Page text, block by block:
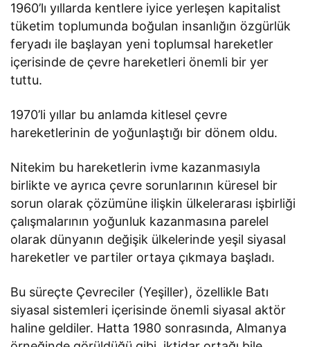
1960’lı yıllarda kentlere iyice yerleşen kapitalist
tüketim toplumunda boğulan insanlığın özgürlük
feryadı ile başlayan yeni toplumsal hareketler
içerisinde de çevre hareketleri önemli bir yer
tuttu.
1970’li yıllar bu anlamda kitlesel çevre
hareketlerinin de yoğunlaştığı bir dönem oldu.
Nitekim bu hareketlerin ivme kazanmasıyla
birlikte ve ayrıca çevre sorunlarının küresel bir
sorun olarak çözümüne ilişkin ülkelerarası işbirliği
çalışmalarının yoğunluk kazanmasına parelel
olarak dünyanın değişik ülkelerinde yeşil siyasal
hareketler ve partiler ortaya çıkmaya başladı.
Bu süreçte Çevreciler (Yeşiller), özellikle Batı
siyasal sistemleri içerisinde önemli siyasal aktör
haline geldiler. Hatta 1980 sonrasında, Almanya